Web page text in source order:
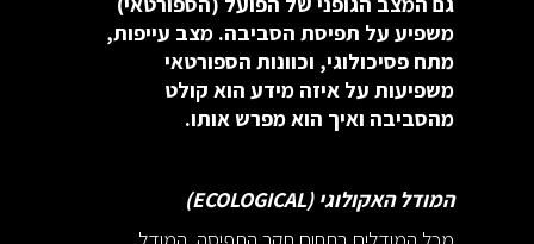
משפיע על תפיסת הסביבה. מצב עייפות,
מתח פסיכולוגי, וכוונות הספורטאי
משפיעות על איזה מידע הוא קולט
מהסביבה ואיך הוא מפרש אותו.
המודל האקולוגי (ECOLOGICAL)